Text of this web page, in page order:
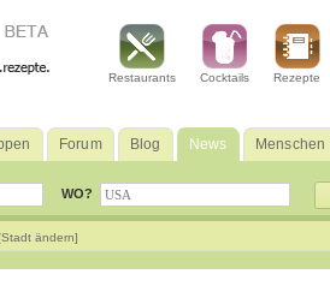
Restaurants Cocktails Rezepte
Forum Blog News Menschen
WO?
ändern]